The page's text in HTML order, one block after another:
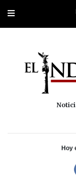
Portada
Hoy